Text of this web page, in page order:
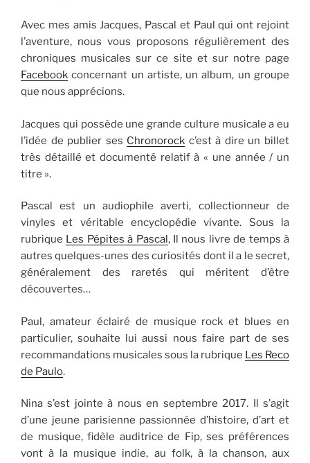
Avec mes amis Jacques, Pascal et Paul qui ont rejoint
l’aventure, nous vous proposons régulièrement des
chroniques musicales sur ce site et sur notre page
Facebook concernant un artiste, un album, un groupe
que nous apprécions.
Jacques qui possède une grande culture musicale a eu
l’idée de publier ses Chronorock c’est à dire un billet
très détaillé et documenté relatif à « une année / un
titre ».
Pascal est un audiophile averti, collectionneur de
vinyles et véritable encyclopédie vivante. Sous la
rubrique Les Pépites à Pascal, Il nous livre de temps à
autres quelques-unes des curiosités dont il a le secret,
généralement des raretés qui méritent d’être
découvertes…
Paul, amateur éclairé de musique rock et blues en
particulier, souhaite lui aussi nous faire part de ses
recommandations musicales sous la rubrique Les Reco
de Paulo.
Nina s’est jointe à nous en septembre 2017. Il s’agit
d’une jeune parisienne passionnée d’histoire, d’art et
de musique, fidèle auditrice de Fip, ses préférences
vont à la musique indie, au folk, à la chanson, aux